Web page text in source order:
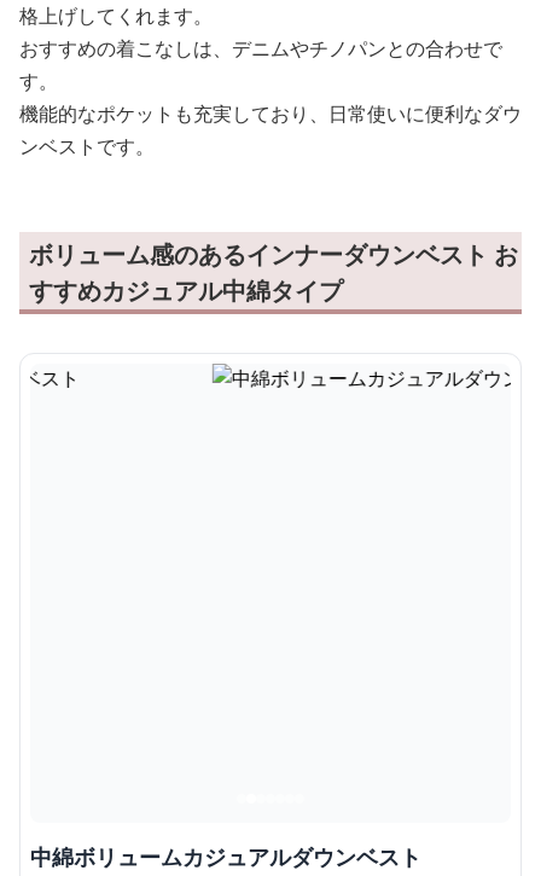
格上げしてくれます。
おすすめの着こなしは、デニムやチノパンとの合わせで
す。
機能的なポケットも充実しており、日常使いに便利なダウ
ンベストです。
ボリューム感のあるインナーダウンベスト お
すすめカジュアル中綿タイプ
中綿ボリュームカジュアルダウンベスト